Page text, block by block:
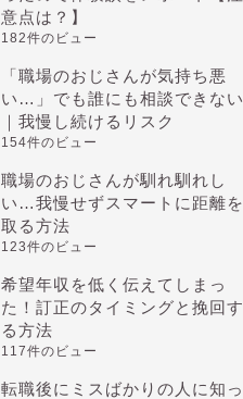
意点は？】
182件のビュー
「職場のおじさんが気持ち悪
い…」でも誰にも相談できない
｜我慢し続けるリスク
154件のビュー
職場のおじさんが馴れ馴れし
い…我慢せずスマートに距離を
取る方法
123件のビュー
希望年収を低く伝えてしまっ
た！訂正のタイミングと挽回す
る方法
117件のビュー
転職後にミスばかりの人に知っ